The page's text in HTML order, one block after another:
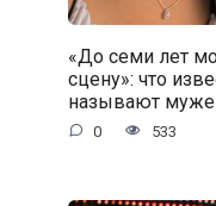
«До семи лет
сцену»: что
называют
0 533